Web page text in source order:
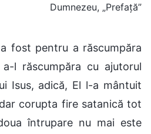
Dumnezeu, „Prefață”
fost pentru a răscumpăra
l răscumpăra cu ajutorul
Isus, adică, El l-a mântuit
corupta fire satanică tot
întrupare nu mai este